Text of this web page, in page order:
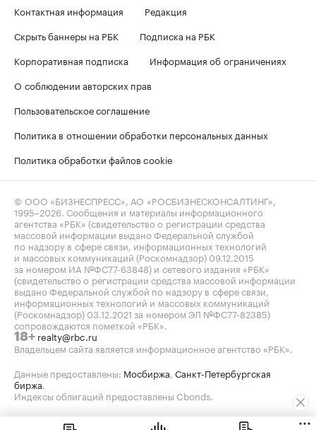
Контактная информация
Редакция
Скрыть баннеры на РБК
Подписка на РБК
Корпоративная подписка
Информация об ограничениях
О соблюдении авторских прав
Пользовательское соглашение
Политика в отношении обработки персональных данных
Политика обработки файлов cookie
© ООО «БИЗНЕСПРЕСС», АО «РОСБИЗНЕСКОНСАЛТИНГ»,
1995–2026. Сообщения и материалы информационного
агентства «РБК» (свидетельство о регистрации средства
массовой информации выдано Федеральной службой
по надзору в сфере связи, информационных технологий
и массовых коммуникаций (Роскомнадзор) 09.12.2015
за номером ИА №ФС77-63848) и сетевого издания «РБК»
(свидетельство о регистрации средства массовой информации
выдано Федеральной службой по надзору в сфере связи,
информационных технологий и массовых коммуникаций
(Роскомнадзор) 03.12.2021 за номером ЭЛ №ФС77-82385)
сопровождаются пометкой «РБК».
18+ realty@rbc.ru
Владельцем сайта является информационное агентство «РБК».
Данные предоставлены: Мосбиржа, Санкт-Петербургская
биржа.
Индексы облигаций предоставлены Cbonds.